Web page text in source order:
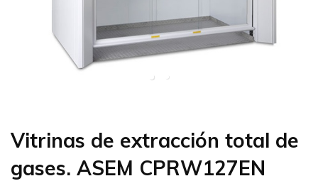
Vitrinas de extracción total de
gases. ASEM CPRW127EN